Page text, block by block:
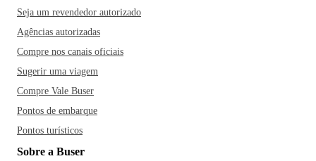
Seja um revendedor autorizado
Agências autorizadas
Compre nos canais oficiais
Sugerir uma viagem
Compre Vale Buser
Pontos de embarque
Pontos turísticos
Sobre a Buser